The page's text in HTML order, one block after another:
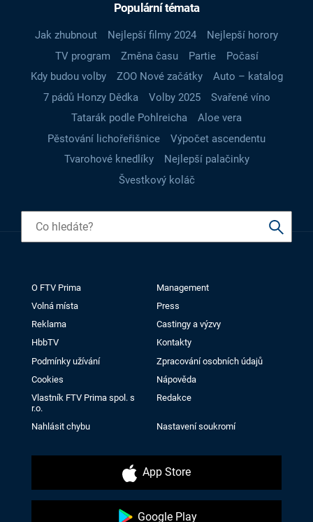
Populární témata
Jak zhubnout Nejlepší filmy 2024
Nejlepší horory
TV program
Změna času Partie
Počasí
Kdy budou volby
ZOO Nové začátky
Auto – katalog
7 pádů Honzy Dědka
Volby 2025
Svařené víno
Tatarák podle Pohlreicha
Aloe vera
Pěstování lichořeřišnice
Výpočet ascendentu
Tvarohové knedlíky
Nejlepší palačinky
Švestkový koláč
O FTV Prima
Management
Volná místa
Press
Reklama
Castingy a výzvy
HbbTV
Kontakty
Podmínky užívání
Zpracování osobních údajů
Cookies
Nápověda
Vlastník FTV Prima spol. s
r.o.
Redakce
Nahlásit chybu Nastavení soukromí
App Store
Google Play